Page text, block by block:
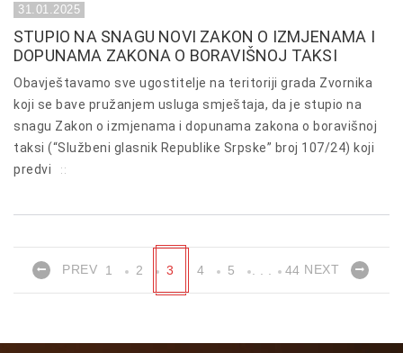
31.01.2025
STUPIO NA SNAGU NOVI ZAKON O IZMJENAMA I
DOPUNAMA ZAKONA O BORAVIŠNOJ TAKSI
Obavještavamo sve ugostitelje na teritoriji grada Zvornika
koji se bave pružanjem usluga smještaja, da je stupio na
snagu Zakon o izmjenama i dopunama zakona o boravišnoj
taksi (“Službeni glasnik Republike Srpske” broj 107/24) koji
predvi
::
PREV 1 2 3 4 5 44 NEXT